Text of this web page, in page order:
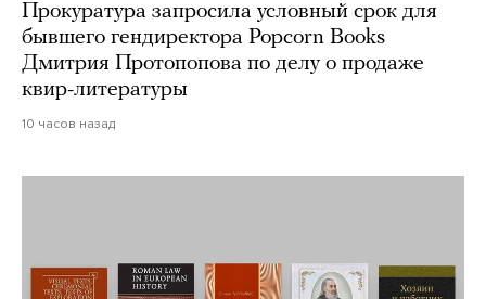
Прокуратура запросила условный срок для
бывшего гендиректора Popcorn Books
Дмитрия Протопопова по делу о продаже
квир-литературы
10 часов назад